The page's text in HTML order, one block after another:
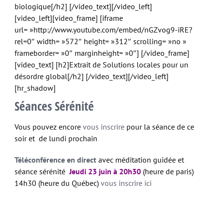
biologique[/h2] [/video_text][/video_left]
[video_left][video_frame] [iframe
url= »http://www.youtube.com/embed/nGZvog9-iRE?
rel=0″ width= »572″ height= »312″ scrolling= »no »
frameborder= »0″ marginheight= »0″] [/video_frame]
[video_text] [h2]Extrait de Solutions locales pour un
désordre global[/h2] [/video_text][/video_left]
[hr_shadow]
Séances Sérénité
Vous pouvez encore vous inscrire pour la séance de ce
soir et de lundi prochain
Téléconférence en direct avec méditation guidée et
séance sérénitéJeudi 23 juin à 20h30 (heure de paris)
14h30 (heure du Québec) vous inscrire ici